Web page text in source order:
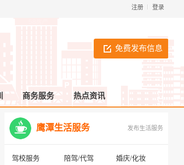
登录
注册
免费发布信息
商务服务 热点资讯
鹰潭生活服务 发布生活服务
驾校服务 陪驾/代驾 婚庆/化妆